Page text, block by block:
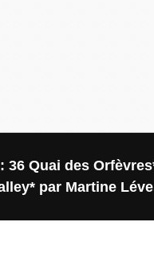
36 Quai des
par Martine